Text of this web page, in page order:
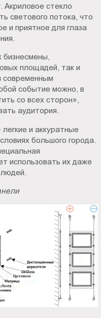
Акриловое стекло
светового потока, что
и приятное для глаза
площадей, так и
современным
событие можно, в
со всех сторон»,
аудитория.
и аккуратные
большого города.
использовать их даже